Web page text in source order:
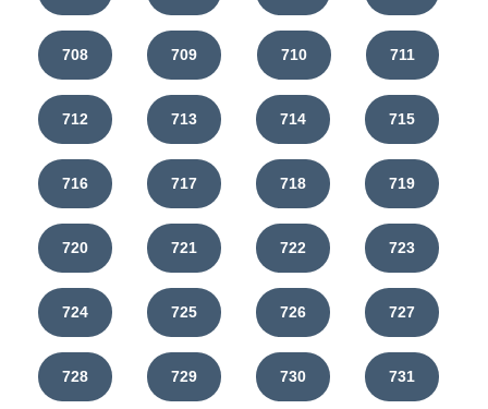
708 709 710 711
712 713 714 715
716 717 718 719
720 721 722 723
724 725 726 727
728 729 730 731